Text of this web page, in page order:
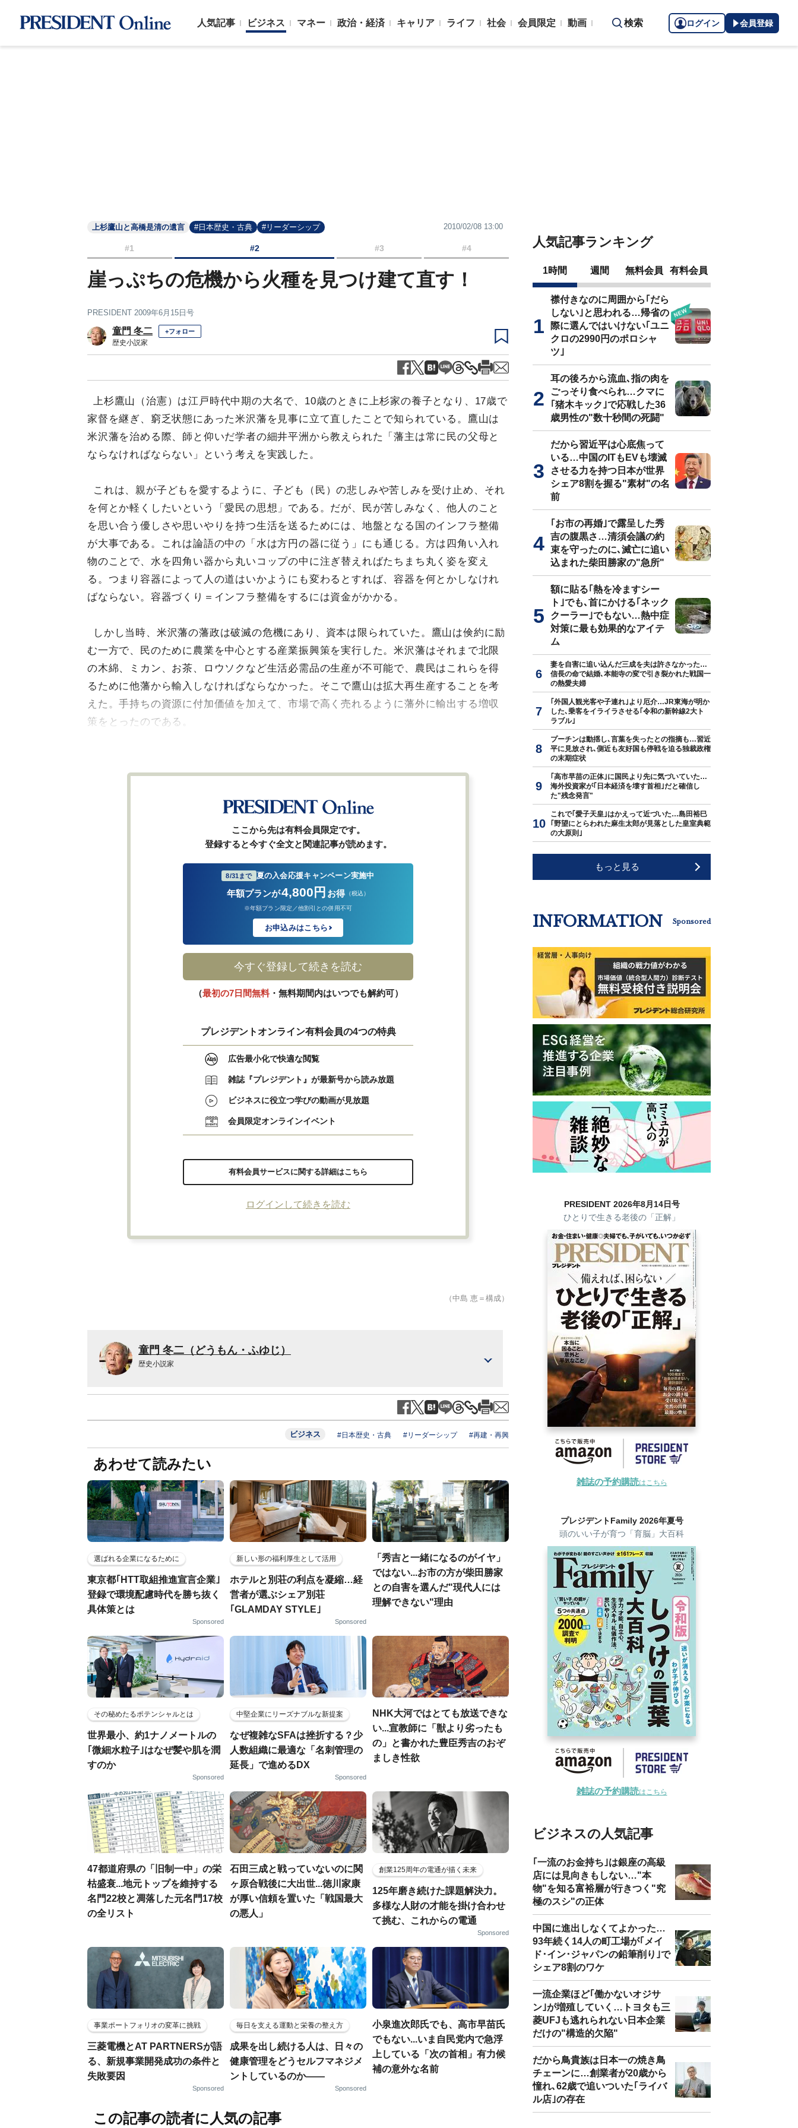
人気記事 ビジネス マネー 政治・経済 キャリア ライフ 社会 会員限定 動画 検索 ログイン 会員登録
上杉鷹山と高橋是清の遺言 #日本歴史・古典 #リーダーシップ 2010/02/08 13:00
#1 #2 #3 #4
崖っぷちの危機から火種を見つけ建て直す！
PRESIDENT 2009年6月15日号
童門 冬二 +フォロー
歴史小説家
上杉鷹山（治憲）は江戸時代中期の大名で、10歳のときに上杉家の養子となり、17歳で
家督を継ぎ、窮乏状態にあった米沢藩を見事に立て直したことで知られている。鷹山は
米沢藩を治める際、師と仰いだ学者の細井平洲から教えられた「藩主は常に民の父母と
ならなければならない」という考えを実践した。
これは、親が子どもを愛するように、子ども（民）の悲しみや苦しみを受け止め、それ
を何とか軽くしたいという「愛民の思想」である。だが、民が苦しみなく、他人のこと
を思い合う優しさや思いやりを持つ生活を送るためには、地盤となる国のインフラ整備
が大事である。これは論語の中の「水は方円の器に従う」にも通じる。方は四角い入れ
物のことで、水を四角い器から丸いコップの中に注ぎ替えればたちまち丸く姿を変え
る。つまり容器によって人の道はいかようにも変わるとすれば、容器を何とかしなけれ
ばならない。容器づくり＝インフラ整備をするには資金がかかる。
しかし当時、米沢藩の藩政は破滅の危機にあり、資本は限られていた。鷹山は倹約に励
む一方で、民のために農業を中心とする産業振興策を実行した。米沢藩はそれまで北限
の木綿、ミカン、お茶、ロウソクなど生活必需品の生産が不可能で、農民はこれらを得
るために他藩から輸入しなければならなかった。そこで鷹山は拡大再生産することを考
えた。手持ちの資源に付加価値を加えて、市場で高く売れるように藩外に輸出する増収
策をとったのである。
ここから先は有料会員限定です。
登録すると今すぐ全文と関連記事が読めます。
8/31まで 夏の入会応援キャンペーン実施中
年額プランが4,800円 お得 （税込）
※年額プラン限定／他割引との併用不可
お申込みはこちら
今すぐ登録して続きを読む
（最初の7日間無料・無料期間内はいつでも解約可）
プレジデントオンライン有料会員の4つの特典
広告最小化で快適な閲覧
雑誌『プレジデント』が最新号から読み放題
ビジネスに役立つ学びの動画が見放題
会員限定オンラインイベント
有料会員サービスに関する詳細はこちら
ログインして続きを読む
（中島 恵＝構成）
童門 冬二（どうもん・ふゆじ）
歴史小説家
ビジネス #日本歴史・古典 #リーダーシップ #再建・再興
あわせて読みたい
選ばれる企業になるために
東京都｢HTT取組推進宣言企業｣
登録で環境配慮時代を勝ち抜く
具体策とは
Sponsored
新しい形の福利厚生として活用
ホテルと別荘の利点を凝縮…経
営者が選ぶシェア別荘
｢GLAMDAY STYLE｣
Sponsored
「秀吉と一緒になるのがイヤ」
ではない...お市の方が柴田勝家
との自害を選んだ"現代人には
理解できない"理由
その秘めたるポテンシャルとは
世界最小、約1ナノメートルの
｢微細水粒子｣はなぜ髪や肌を潤
すのか
Sponsored
中堅企業にリーズナブルな新提案
なぜ複雑なSFAは挫折する？少
人数組織に最適な「名刺管理の
延長」で進めるDX
Sponsored
NHK大河ではとても放送できな
い...宣教師に「獣より劣ったも
の」と書かれた豊臣秀吉のおぞ
ましき性欲
47都道府県の「旧制一中」の栄
枯盛衰...地元トップを維持する
名門22校と凋落した元名門17校
の全リスト
石田三成と戦っていないのに関
ヶ原合戦後に大出世...徳川家康
が厚い信頼を置いた「戦国最大
の悪人」
創業125周年の電通が描く未来
125年磨き続けた課題解決力。
多様な人財の才能を掛け合わせ
て挑む、これからの電通
Sponsored
事業ポートフォリオの変革に挑戦
三菱電機とAT PARTNERSが語
る、新規事業開発成功の条件と
失敗要因
Sponsored
毎日を支える運動と栄養の整え方
成果を出し続ける人は、日々の
健康管理をどうセルフマネジメ
ントしているのか——
Sponsored
小泉進次郎氏でも、高市早苗氏
でもない...いま自民党内で急浮
上している「次の首相」有力候
補の意外な名前
この記事の読者に人気の記事
人気記事ランキング
1時間 週間 無料会員 有料会員
襟付きなのに周囲から｢だら
しない｣と思われる…帰省の
際に選んではいけない｢ユニ
クロの2990円のポロシャ
ツ｣
耳の後ろから流血､指の肉を
ごっそり食べられ…クマに
｢猪木キック｣で応戦した36
歳男性の"数十秒間の死闘"
だから習近平は心底焦って
いる…中国のITもEVも壊滅
させる力を持つ日本が世界
シェア8割を握る"素材"の名
前
｢お市の再婚｣で露呈した秀
吉の腹黒さ…清須会議の約
束を守ったのに､滅亡に追い
込まれた柴田勝家の"急所"
額に貼る｢熱を冷ますシー
ト｣でも､首にかける｢ネック
クーラー｣でもない…熱中症
対策に最も効果的なアイテ
ム
妻を自害に追い込んだ三成を夫は許さなかった…
信長の命で結婚､本能寺の変で引き裂かれた戦国一
の熱愛夫婦
｢外国人観光客や子連れ｣より厄介…JR東海が明か
した､乗客をイライラさせる｢令和の新幹線2大ト
ラブル｣
プーチンは動揺し､言葉を失ったとの指摘も…習近
平に見放され､側近も友好国も停戦を迫る独裁政権
の末期症状
｢高市早苗の正体｣に国民より先に気づいていた…
海外投資家が｢日本経済を壊す首相｣だと確信し
た"残念発言"
これで｢愛子天皇｣はかえって近づいた…島田裕巳
｢野望にとらわれた麻生太郎が見落とした皇室典範
の大原則｣
もっと見る
INFORMATION Sponsored
PRESIDENT 2026年8月14日号
ひとりで生きる老後の「正解」
雑誌の予約購読はこちら
プレジデントFamily 2026年夏号
頭のいい子が育つ「育脳」大百科
雑誌の予約購読はこちら
ビジネスの人気記事
｢一流のお金持ち｣は銀座の高級
店には見向きもしない…"本
物"を知る富裕層が行きつく"究
極のスシ"の正体
中国に進出しなくてよかった…
93年続く14人の町工場が｢メイ
ド･イン･ジャパンの鉛筆削り｣で
シェア8割のワケ
一流企業ほど｢働かないオジサ
ン｣が増殖していく…トヨタも三
菱UFJも逃れられない日本企業
だけの"構造的欠陥"
だから鳥貴族は日本一の焼き鳥
チェーンに…創業者が20歳から
憧れ､62歳で追いついた｢ライバ
ル店｣の存在